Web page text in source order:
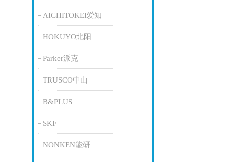
AICHITOKEI爱知
HOKUYO北阳
Parker派克
TRUSCO中山
B&PLUS
SKF
NONKEN能研